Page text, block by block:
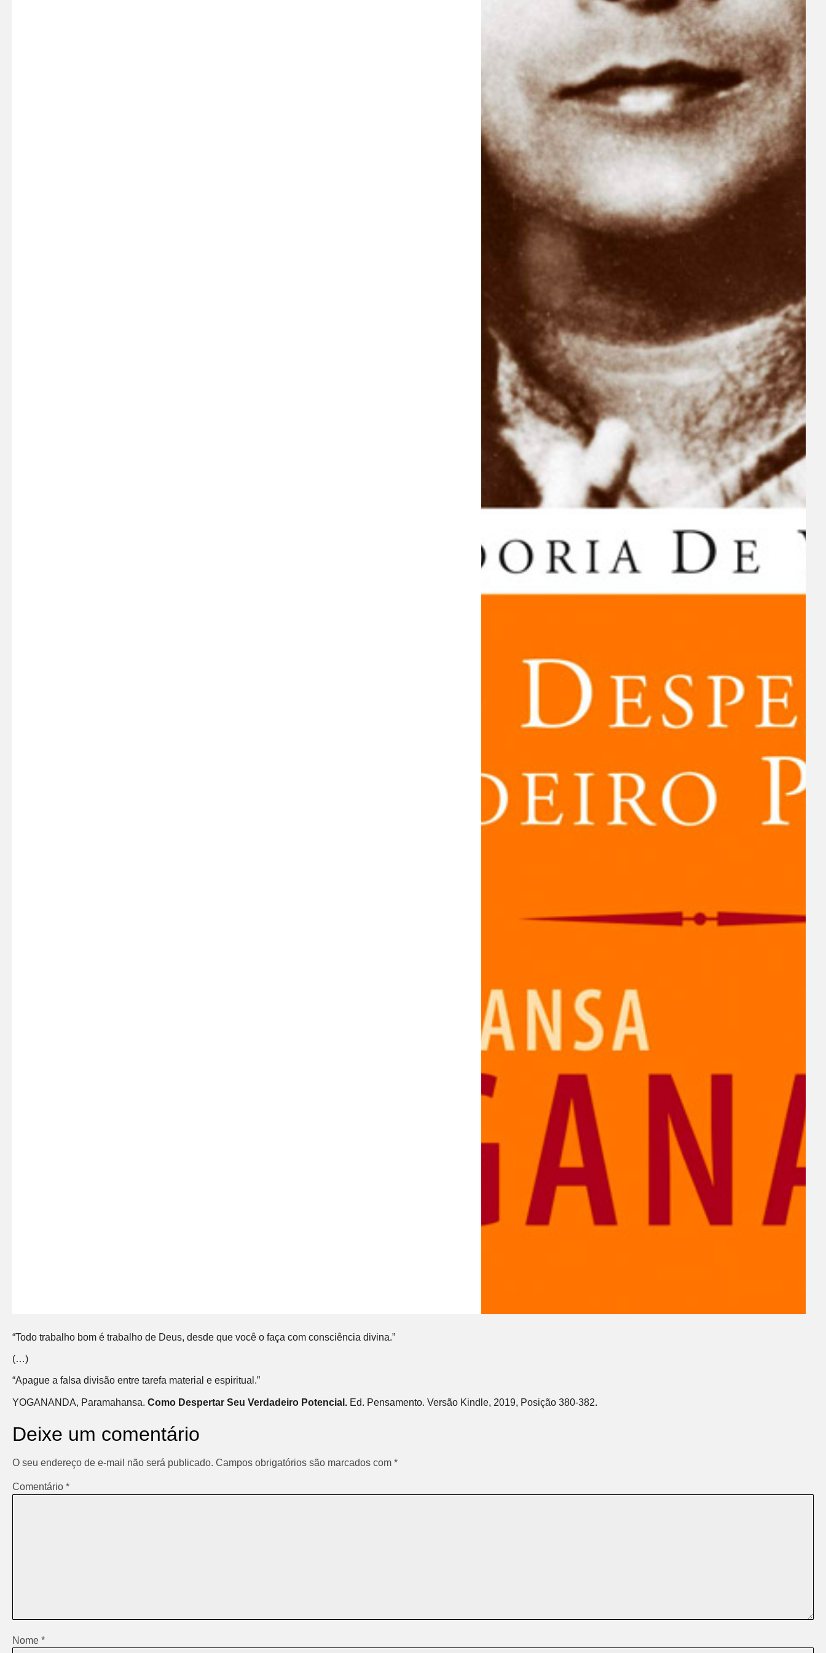
“Todo trabalho bom é trabalho de Deus, desde que você o faça com consciência divina.”
(…)
“Apague a falsa divisão entre tarefa material e espiritual.”
YOGANANDA, Paramahansa. Como Despertar Seu Verdadeiro Potencial. Ed. Pensamento. Versão Kindle, 2019, Posição 380-382.
Deixe um comentário
O seu endereço de e-mail não será publicado. Campos obrigatórios são marcados com *
Comentário *
Nome *